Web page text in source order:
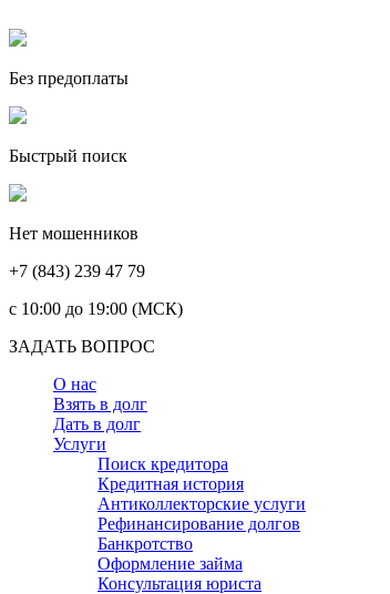
Без предоплаты
Быстрый поиск
Нет мошенников
+7 (843) 239 47 79
c 10:00 до 19:00 (МСК)
ЗАДАТЬ ВОПРОС
О нас
Взять в долг
Дать в долг
Услуги
Поиск кредитора
Кредитная история
Антиколлекторские услуги
Рефинансирование долгов
Банкротство
Оформление займа
Консультация юриста